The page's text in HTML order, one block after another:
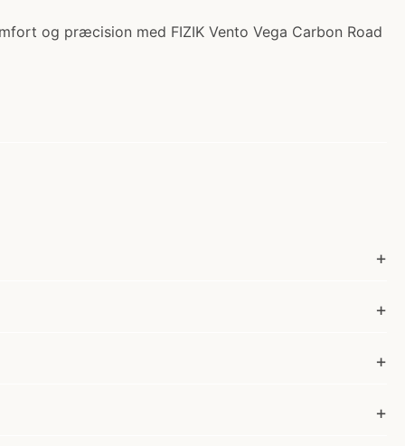
og præcision med FIZIK Vento Vega Carbon Road